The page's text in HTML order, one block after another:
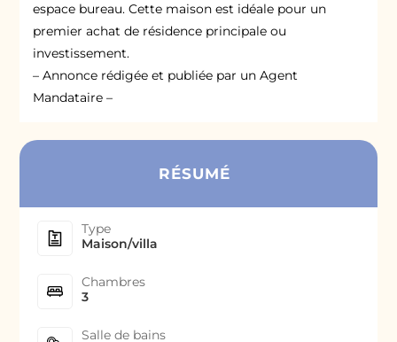
espace bureau. Cette maison est idéale pour un
premier achat de résidence principale ou
investissement.
– Annonce rédigée et publiée par un Agent
Mandataire –
RÉSUMÉ
Type
Maison/villa
Chambres
3
Salle de bains